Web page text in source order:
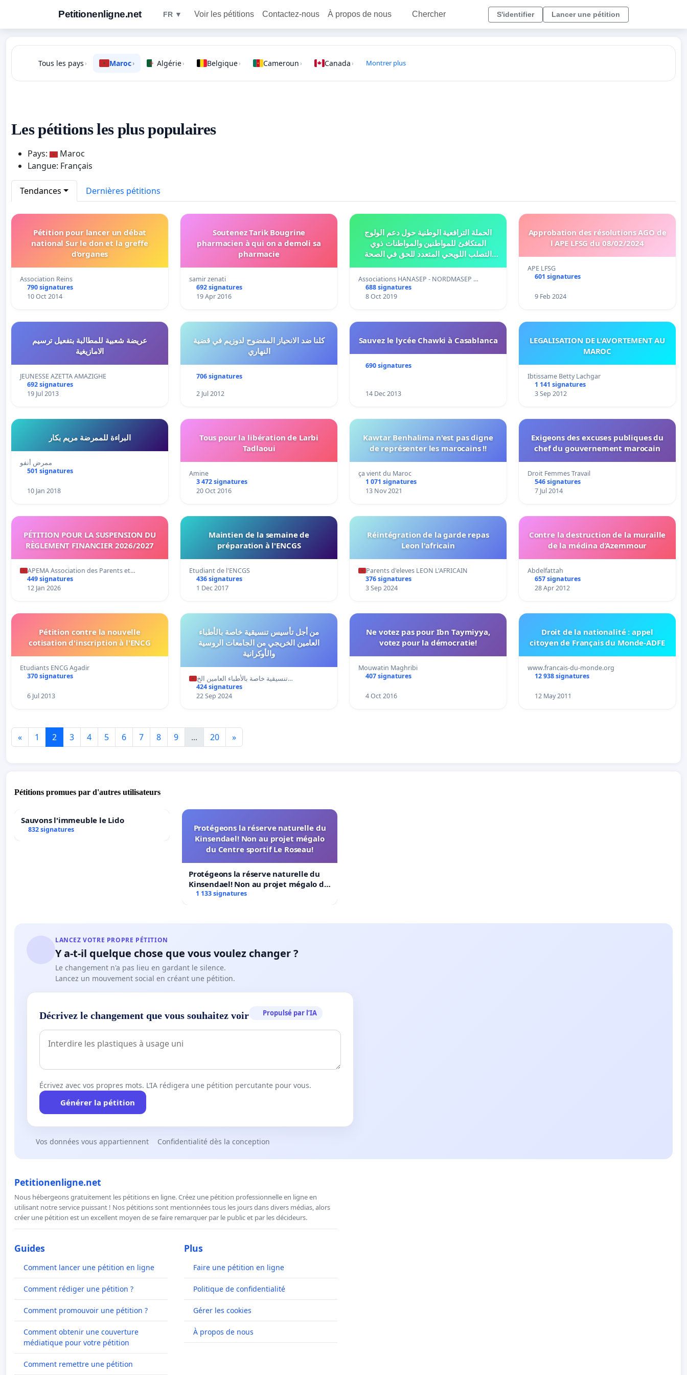
Petitionenligne.net FR ▼ Voir les pétitions Contactez-nous À propos de nous Chercher S'identifier Lancer une pétition
Tous les pays › Maroc› Algérie› Belgique› Cameroun › Canada › Montrer plus
Les pétitions les plus populaires
Pays:
Maroc
Langue: Français
Tendances Dernières pétitions
Pétition pour lancer un débat
national Sur le don et la greffe
d’organes
Association Reins
790 signatures
10 Oct 2014
Soutenez Tarik Bougrine
pharmacien à qui on a demoli sa
pharmacie
samir zenati
692 signatures
19 Apr 2016
الحملة الترافعية الوطنية حول دعم الولوج
المتكافئ للمواطنين والمواطنات ذوي
التصلب اللويحي المتعدد للحق في الصحة
Associations HANASEP - NORDMASEP …
688 signatures
8 Oct 2019
Approbation des résolutions AGO de
l APE LFSG du 08/02/2024
APE LFSG
601 signatures
9 Feb 2024
عريضة شعبية للمطالبة بتفعيل ترسيم
الامازيغية
JEUNESSE AZETTA AMAZIGHE
692 signatures
19 Jul 2013
كلنا ضد الانحياز المفضوح لدوزيم في قضية
النهاري
706 signatures
2 Jul 2012
Sauvez le lycée Chawki à Casablanca
690 signatures
14 Dec 2013
LEGALISATION DE L'AVORTEMENT AU
MAROC
Ibtissame Betty Lachgar
1 141 signatures
3 Sep 2012
البراءة للممرضة مريم بكار
ممرض أنفو
501 signatures
10 Jan 2018
Tous pour la libération de Larbi
Tadlaoui
Amine
3 472 signatures
20 Oct 2016
Kawtar Benhalima n'est pas digne
de représenter les marocains !!
ça vient du Maroc
1 071 signatures
13 Nov 2021
Exigeons des excuses publiques du
chef du gouvernement marocain
Droit Femmes Travail
546 signatures
7 Jul 2014
PÉTITION POUR LA SUSPENSION DU
RÈGLEMENT FINANCIER 2026/2027
APEMA Association des Parents et…
449 signatures
12 Jan 2026
Maintien de la semaine de
préparation à l'ENCGS
Etudiant de l'ENCGS
436 signatures
1 Dec 2017
Réintégration de la garde repas
Leon l'africain
Parents d'eleves LEON L'AFRICAIN
376 signatures
3 Sep 2024
Contre la destruction de la muraille
de la médina d’Azemmour
Abdelfattah
657 signatures
28 Apr 2012
Pétition contre la nouvelle
cotisation d'inscription à l'ENCG
Etudiants ENCG Agadir
370 signatures
6 Jul 2013
من أجل تأسيس تنسيقية خاصة بالأطباء
العامين الخريجي من الجامعات الروسية
والأوكرانية
تنسيقية خاصة بالأطباء العامين الخ…
424 signatures
22 Sep 2024
Ne votez pas pour Ibn Taymiyya,
votez pour la démocratie!
Mouwatin Maghribi
407 signatures
4 Oct 2016
Droit de la nationalité : appel
citoyen de Français du Monde-ADFE
www.francais-du-monde.org
12 938 signatures
12 May 2011
« 1 2 3 4 5 6 7 8 9 ... 20 »
Pétitions promues par d'autres utilisateurs
Sauvons l'immeuble le Lido
832 signatures
Protégeons la réserve naturelle du
Kinsendael! Non au projet mégalo
du Centre sportif Le Roseau!
Protégeons la réserve naturelle du
Kinsendael! Non au projet mégalo du
Centre sportif Le Roseau!
1 133 signatures
LANCEZ VOTRE PROPRE PÉTITION
Y a-t-il quelque chose que vous voulez changer ?
Le changement n'a pas lieu en gardant le silence.
Lancez un mouvement social en créant une pétition.
Décrivez le changement que vous souhaitez voir Propulsé par l’IA
Écrivez avec vos propres mots. L’IA rédigera une pétition percutante pour vous.
Générer la pétition
Vos données vous appartiennent Confidentialité dès la conception
Petitionenligne.net
Nous hébergeons gratuitement les pétitions en ligne. Créez une pétition professionnelle en ligne en
utilisant notre service puissant ! Nos pétitions sont mentionnées tous les jours dans divers médias, alors
créer une pétition est un excellent moyen de se faire remarquer par le public et par les décideurs.
Guides
Comment lancer une pétition en ligne
Comment rédiger une pétition ?
Comment promouvoir une pétition ?
Comment obtenir une couverture
médiatique pour votre pétition
Comment remettre une pétition
Plus
Faire une pétition en ligne
Politique de confidentialité
Gérer les cookies
À propos de nous